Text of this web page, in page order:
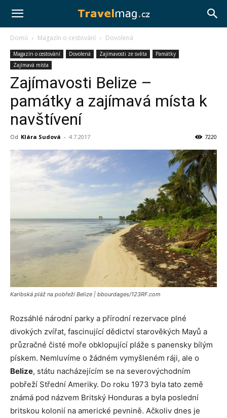
Travelmag.cz
Domů Magazín o cestování Dovolená
Magazín o cestování Dovolená Zajímavosti ze světa
Památky
Zajímavá místa
Zajímavosti Belize –
památky a zajímavá místa k
navštívení
Od Klára Sudová - 4.7.2017 7220
Karibská pláž na pobřeží Belize | bbourdages/123RF.com
Rozsáhlé národní parky a přírodní rezervace plné
divokých zvířat, fascinující dědictví starověkých Mayů a
průzračné čisté moře obklopující pláže s panensky bílým
pískem. Nemluvíme o žádném vymyšleném ráji, ale o
Belize, státu nacházejícím se na severovýchodním
pobřeží Střední Ameriky. Do roku 1973 byla tato země
známá pod názvem Britský Honduras a byla poslední
britskou kolonií na americké pevnině. Ačkoliv dnes je